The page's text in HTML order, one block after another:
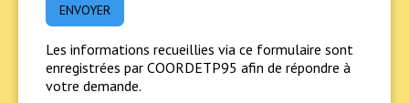
Les informations recueillies via ce formulaire sont
enregistrées par COORDETP95 afin de répondre à
votre demande.